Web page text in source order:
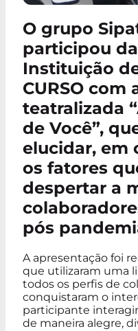
O grupo
participou da
Instituição
CURSO com
teatralizada
de Você”,
elucidar, em
os fatores
despertar a
pós
A apresentação foi
que utilizaram uma
todos os perfis de
conquistaram o
participante
de maneira alegre,